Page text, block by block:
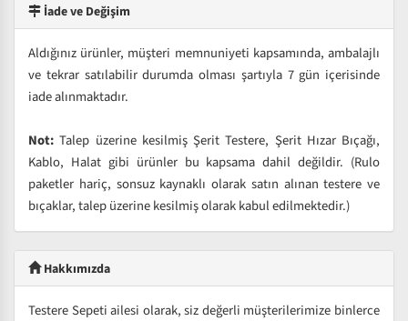
İade ve Değişim
Aldığınız ürünler, müşteri memnuniyeti kapsamında, ambalajlı
ve tekrar satılabilir durumda olması şartıyla 7 gün içerisinde
iade alınmaktadır.
Not: Talep üzerine kesilmiş Şerit Testere, Şerit Hızar Bıçağı,
Kablo, Halat gibi ürünler bu kapsama dahil değildir. (Rulo
paketler hariç, sonsuz kaynaklı olarak satın alınan testere ve
bıçaklar, talep üzerine kesilmiş olarak kabul edilmektedir.)
Hakkımızda
Testere Sepeti ailesi olarak, siz değerli müşterilerimize binlerce